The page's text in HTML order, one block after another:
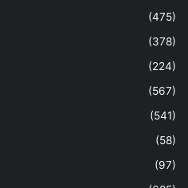
(475)
(378)
(224)
(567)
(541)
(58)
(97)